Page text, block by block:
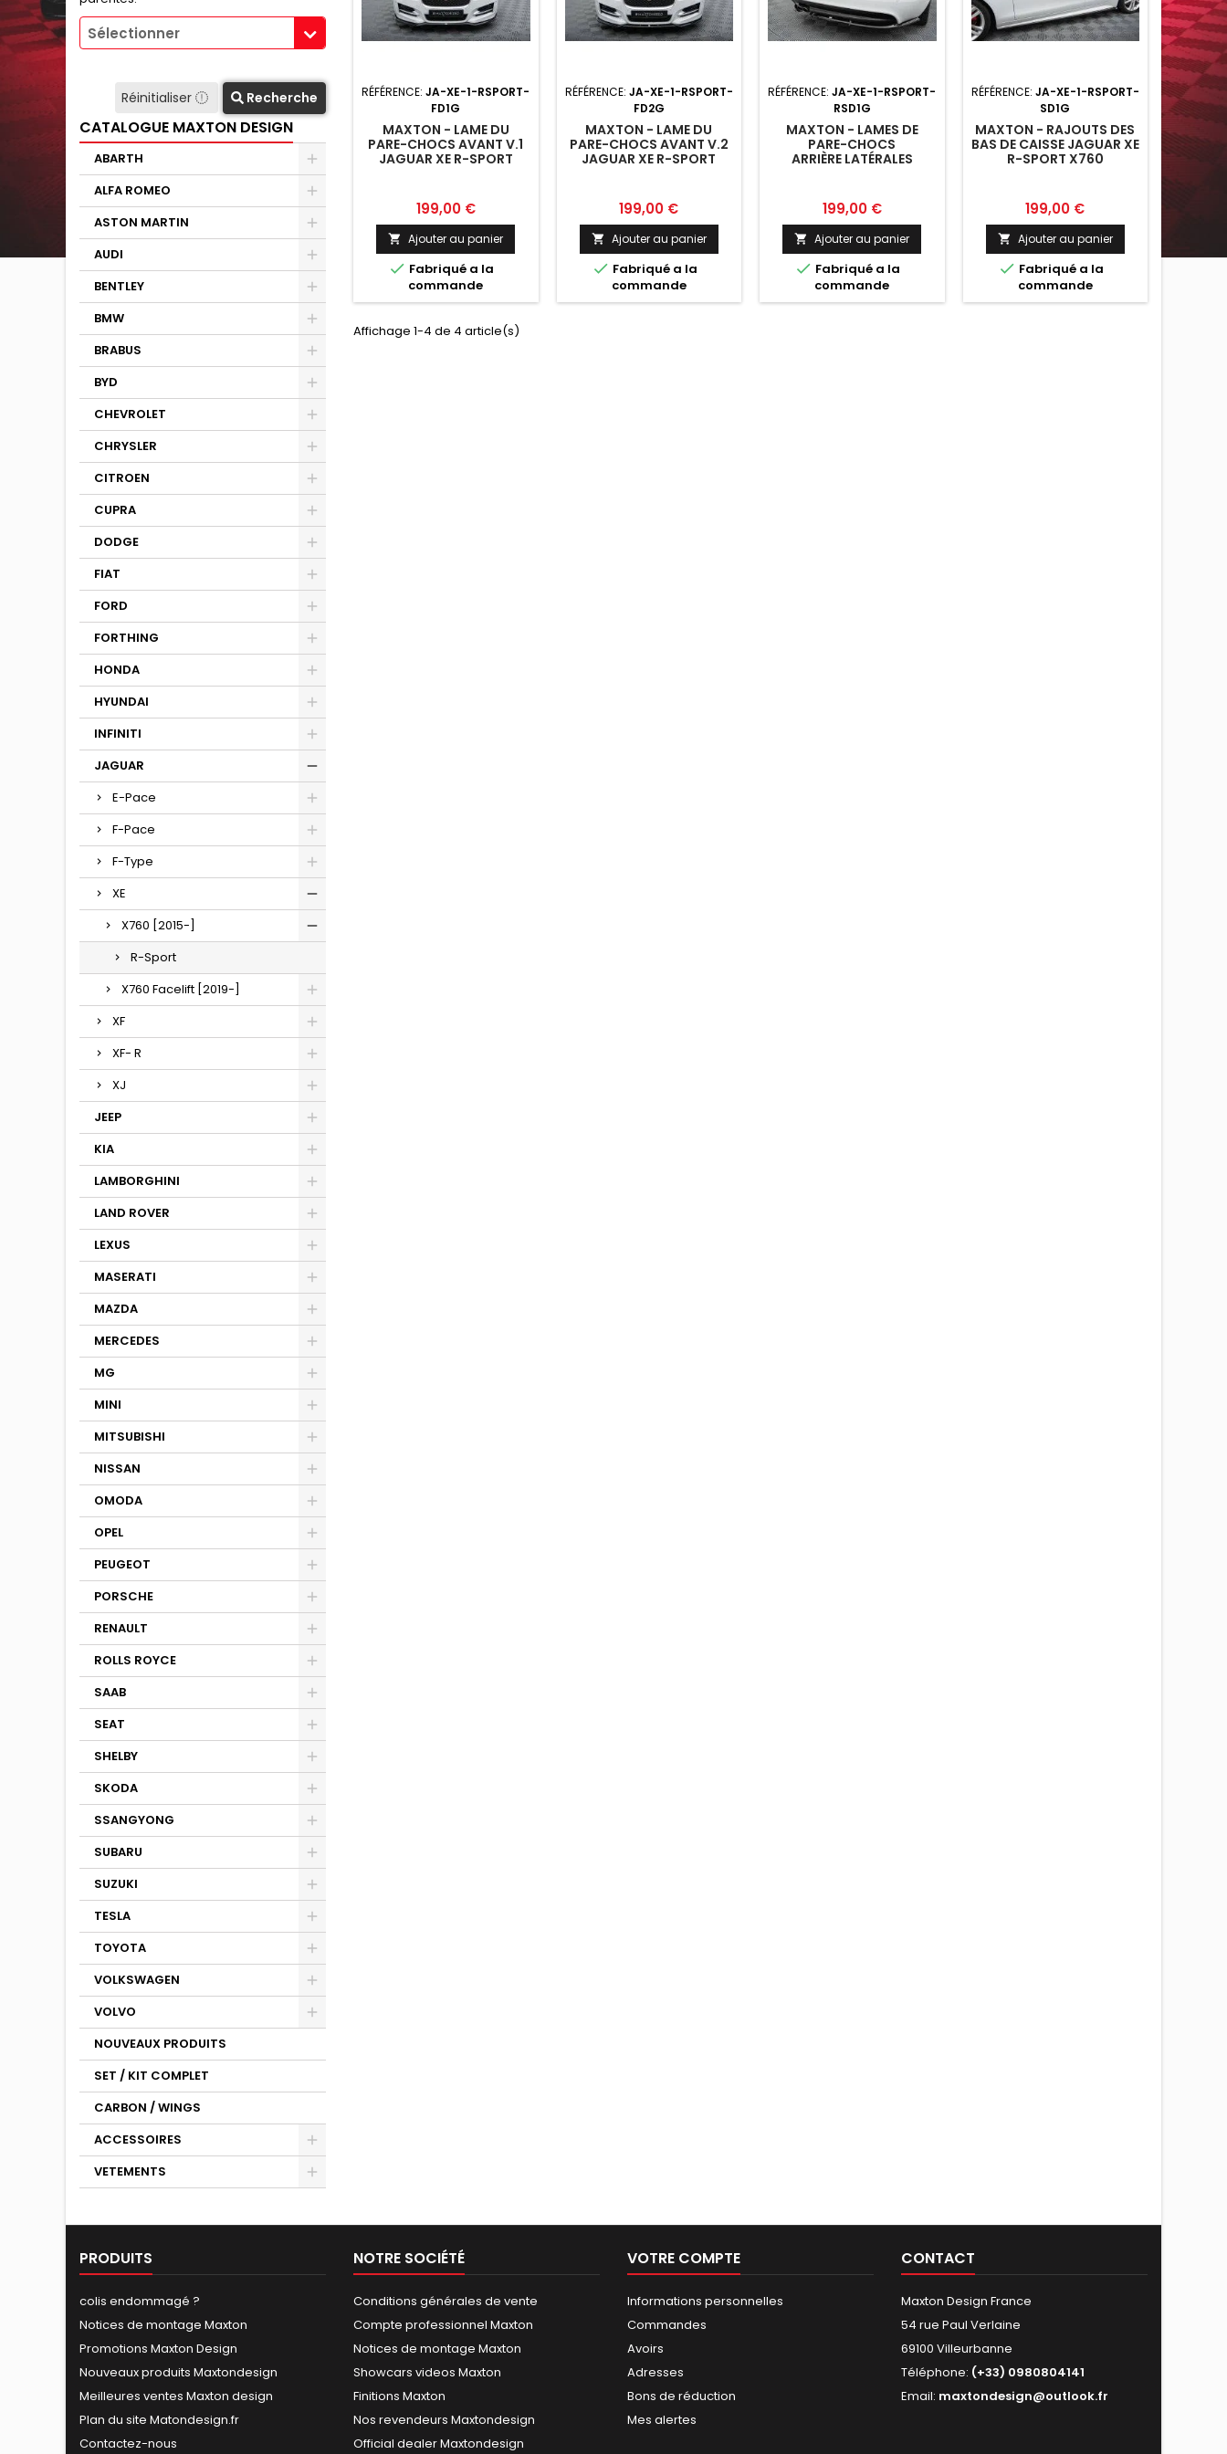
Sélectionner
Réinitialiser Recherche
CATALOGUE MAXTON DESIGN
ABARTH
ALFA ROMEO
ASTON MARTIN
AUDI
BENTLEY
BMW
BRABUS
BYD
CHEVROLET
CHRYSLER
CITROEN
CUPRA
DODGE
FIAT
FORD
FORTHING
HONDA
HYUNDAI
INFINITI
JAGUAR
E-Pace
F-Pace
F-Type
XE
X760 [2015-]
R-Sport
X760 Facelift [2019-]
XF
XF- R
XJ
JEEP
KIA
LAMBORGHINI
LAND ROVER
LEXUS
MASERATI
MAZDA
MERCEDES
MG
MINI
MITSUBISHI
NISSAN
OMODA
OPEL
PEUGEOT
PORSCHE
RENAULT
ROLLS ROYCE
SAAB
SEAT
SHELBY
SKODA
SSANGYONG
SUBARU
SUZUKI
TESLA
TOYOTA
VOLKSWAGEN
VOLVO
NOUVEAUX PRODUITS
SET / KIT COMPLET
CARBON / WINGS
ACCESSOIRES
VETEMENTS
RÉFÉRENCE:JA-XE-1-RSPORT-
FD1G
MAXTON - LAME DU
PARE-CHOCS AVANT V.1
JAGUAR XE R-SPORT
Prix
199,00 €
 Ajouter au panier
 Fabriqué a la
commande
RÉFÉRENCE: JA-XE-1-RSPORT-
FD2G
MAXTON - LAME DU
PARE-CHOCS AVANT V.2
JAGUAR XE R-SPORT
Prix
199,00 €
 Ajouter au panier
 Fabriqué a la
commande
RÉFÉRENCE:JA-XE-1-RSPORT-
RSD1G
MAXTON - LAMES DE
PARE-CHOCS
ARRIÈRE LATÉRALES
Prix
199,00 €
 Ajouter au panier
 Fabriqué a la
commande
RÉFÉRENCE: JA-XE-1-RSPORT-
SD1G
MAXTON - RAJOUTS DES
BAS DE CAISSE JAGUAR XE
R-SPORT X760
Prix
199,00 €
 Ajouter au panier
 Fabriqué a la
commande
Affichage 1-4 de 4 article(s)
PRODUITS
colis endommagé ?
Notices de montage Maxton
Promotions Maxton Design
Nouveaux produits Maxtondesign
Meilleures ventes Maxton design
Plan du site Matondesign.fr
Contactez-nous
NOTRE SOCIÉTÉ
Conditions générales de vente
Compte professionnel Maxton
Notices de montage Maxton
Showcars videos Maxton
Finitions Maxton
Nos revendeurs Maxtondesign
Official dealer Maxtondesign
VOTRE COMPTE
Informations personnelles
Commandes
Avoirs
Adresses
Bons de réduction
Mes alertes
CONTACT
Maxton Design France
54 rue Paul Verlaine
69100 Villeurbanne
Téléphone: (+33) 0980804141
Email: maxtondesign@outlook.fr